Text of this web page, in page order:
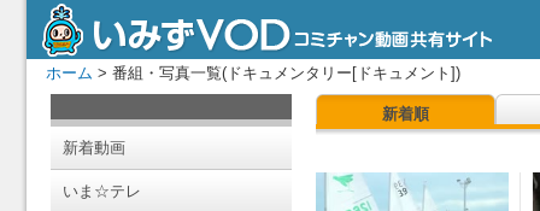
ホーム > 番組・写真一覧(ドキュメンタリー[ドキュメント])
新着動画
いま☆テレ
新着順